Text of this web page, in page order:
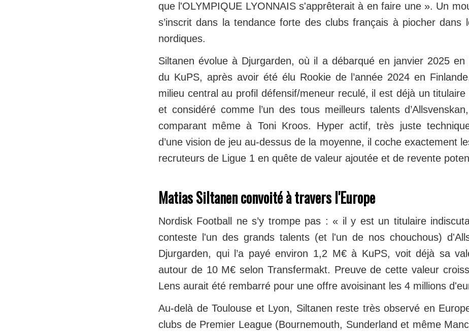
que l'OLYMPIQUE LYONNAIS s'apprêterait à en faire une ». Un
s’inscrit dans la tendance forte des clubs français à piocher dans
nordiques.
Siltanen évolue à Djurgarden, où il a débarqué en janvier 2025 en
du KuPS, après avoir été élu Rookie de l’année 2024 en
milieu central au profil défensif/meneur reculé, il est déjà un titulaire
et considéré comme l’un des tous meilleurs talents
comparant même à Toni Kroos. Hyper actif, très juste
d’une vision de jeu au-dessus de la moyenne, il coche exactement
recruteurs de Ligue 1 en quête de valeur ajoutée et de revente
Matias Siltanen convoité à travers l'Europe
Nordisk Football ne s’y trompe pas : « il y est un titulaire
conteste l'un des grands talents (et l'un de nos chouchous)
Djurgarden, qui l’a payé environ 1,2 M€ à KuPS, voit déjà sa
autour de 10 M€ selon Transfermakt. Preuve de cette valeur
Lens aurait été rembarré pour une offre avoisinant les 4 millions
Au-delà de Toulouse et Lyon, Siltanen reste très observé en
clubs de Premier League (Bournemouth, Sunderland et même